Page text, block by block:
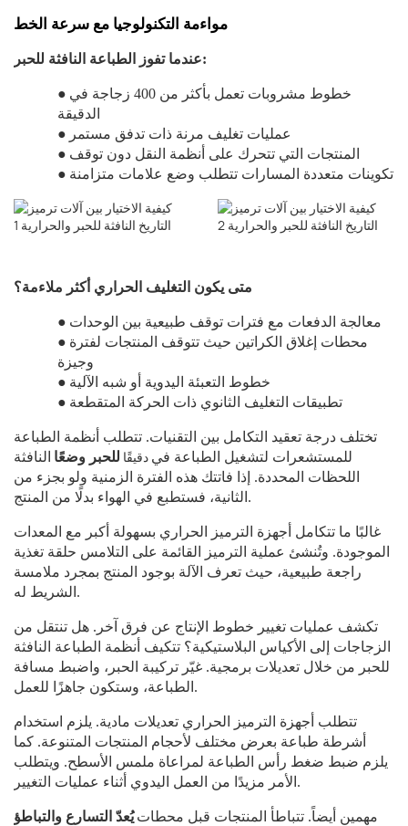
مواءمة التكنولوجيا مع سرعة الخط
عندما تفوز الطباعة النافثة للحبر:
● خطوط مشروبات تعمل بأكثر من 400 زجاجة في
الدقيقة
● عمليات تغليف مرنة ذات تدفق مستمر
● المنتجات التي تتحرك على أنظمة النقل دون توقف
● تكوينات متعددة المسارات تتطلب وضع علامات متزامنة
متى يكون التغليف الحراري أكثر ملاءمة؟
● معالجة الدفعات مع فترات توقف طبيعية بين الوحدات
● محطات إغلاق الكراتين حيث تتوقف المنتجات لفترة
وجيزة
● خطوط التعبئة اليدوية أو شبه الآلية
● تطبيقات التغليف الثانوي ذات الحركة المتقطعة
تختلف درجة تعقيد التكامل بين التقنيات. تتطلب أنظمة الطباعة
النافثة للحبر وضعًا
للمستشعرات لتشغيل الطباعة في
اللحظات المحددة. إذا فاتتك هذه الفترة الزمنية ولو بجزء من
الثانية، فستطبع في الهواء بدلًا من المنتج.
غالبًا ما تتكامل أجهزة الترميز الحراري بسهولة أكبر مع المعدات
الموجودة. وتُنشئ عملية الترميز القائمة على التلامس حلقة تغذية
راجعة طبيعية، حيث تعرف الآلة بوجود المنتج بمجرد ملامسة
الشريط له.
تكشف عمليات تغيير خطوط الإنتاج عن فرق آخر. هل تنتقل من
الزجاجات إلى الأكياس البلاستيكية؟ تتكيف أنظمة الطباعة النافثة
للحبر من خلال تعديلات برمجية. غيّر تركيبة الحبر، واضبط مسافة
الطباعة، وستكون جاهزًا للعمل.
تتطلب أجهزة الترميز الحراري تعديلات مادية. يلزم استخدام
أشرطة طباعة بعرض مختلف لأحجام المنتجات المتنوعة. كما
يلزم ضبط ضغط رأس الطباعة لمراعاة ملمس الأسطح. ويتطلب
الأمر مزيدًا من العمل اليدوي أثناء عمليات التغيير.
يُعدّ التسارع والتباطؤ مهمين أيضاً. تتباطأ المنتجات قبل محطات